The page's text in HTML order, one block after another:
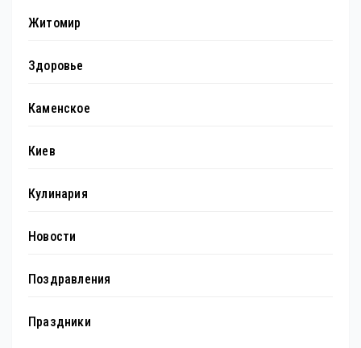
Житомир
Здоровье
Каменское
Киев
Кулинария
Новости
Поздравления
Праздники